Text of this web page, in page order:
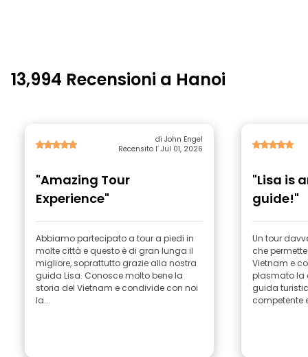
13,994 Recensioni a Hanoi
di John Engel
Recensito l’ Jul 01, 2026
"Amazing Tour
Experience"
Abbiamo partecipato a tour a piedi in
molte città e questo è di gran lunga il
migliore, soprattutto grazie alla nostra
guida Lisa. Conosce molto bene la
storia del Vietnam e condivide con noi
la...
"Lisa is
guide!"
Un tour
che
Vietnam e
plasmato la
guida
competente